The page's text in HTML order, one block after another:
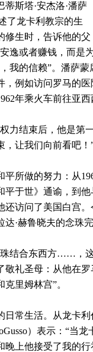
蒂斯塔·安杰洛·潘萨
了龙卡利教宗的生
修生时，告诉他的父
安逸或者赚钱，而是
我的信赖”。潘萨蒙
，例如访问罗马的
年乘火车前往亚
力结束后，他是第
，让我们向前看吧！
平所做的努力：从
平于世》通谕，到
还访问了美国白宫
达·赫鲁晓夫的念珠
结合东西方…… ，
敬礼圣母：从他在
克里姆林宫”。
日常生活。从龙卡
）表示：“当龙
晚上他接受了我的